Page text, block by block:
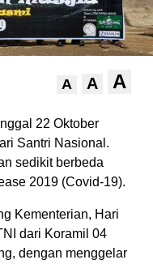
A A A
22 Oktober
Santri Nasional.
sedikit berbeda
2019 (Covid-19).
Kementerian, Hari
dari Koramil 04
dengan menggelar